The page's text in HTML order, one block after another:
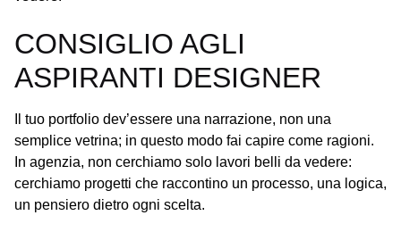
CONSIGLIO AGLI
ASPIRANTI DESIGNER
Il tuo portfolio dev’essere una narrazione, non una
semplice vetrina; in questo modo fai capire come ragioni.
In agenzia, non cerchiamo solo lavori belli da vedere:
cerchiamo progetti che raccontino un processo, una logica,
un pensiero dietro ogni scelta.